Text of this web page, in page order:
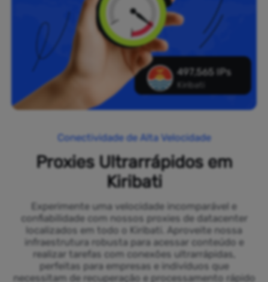
497,565 IPs
Kiribati
Conectividade de Alta Velocidade
Proxies Ultrarrápidos em
Kiribati
Experimente uma velocidade incomparável e
confiabilidade com nossos proxies de datacenter
localizados em todo o Kiribati. Aproveite nossa
infraestrutura robusta para acessar conteúdo e
realizar tarefas com conexões ultrarrápidas,
perfeitas para empresas e indivíduos que
necessitam de recuperação e processamento rápido